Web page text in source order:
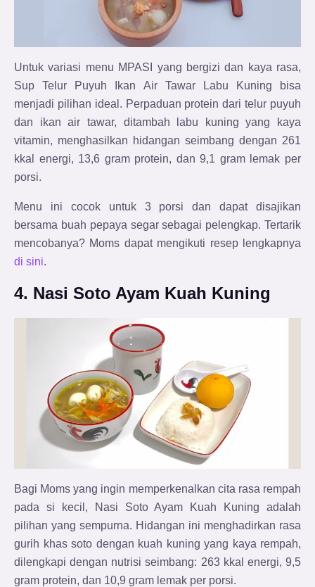
Untuk variasi menu MPASI yang bergizi dan kaya rasa,
Sup Telur Puyuh Ikan Air Tawar Labu Kuning bisa
menjadi pilihan ideal. Perpaduan protein dari telur puyuh
dan ikan air tawar, ditambah labu kuning yang kaya
vitamin, menghasilkan hidangan seimbang dengan 261
kkal energi, 13,6 gram protein, dan 9,1 gram lemak per
porsi.
Menu ini cocok untuk 3 porsi dan dapat disajikan
bersama buah pepaya segar sebagai pelengkap. Tertarik
mencobanya? Moms dapat mengikuti resep lengkapnya
di sini.
4. Nasi Soto Ayam Kuah Kuning
Bagi Moms yang ingin memperkenalkan cita rasa rempah
pada si kecil, Nasi Soto Ayam Kuah Kuning adalah
pilihan yang sempurna. Hidangan ini menghadirkan rasa
gurih khas soto dengan kuah kuning yang kaya rempah,
dilengkapi dengan nutrisi seimbang: 263 kkal energi, 9,5
gram protein, dan 10,9 gram lemak per porsi.